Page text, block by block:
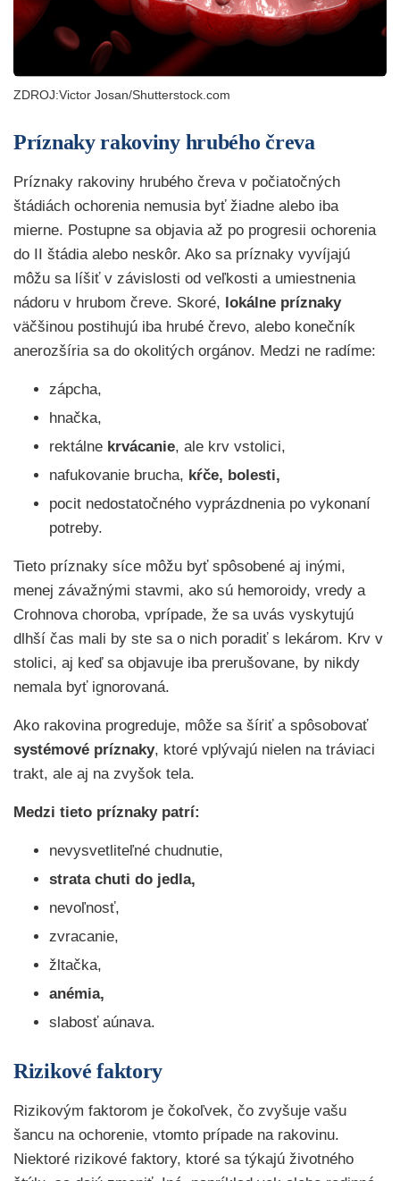
ZDROJ:Victor Josan/Shutterstock.com
Príznaky rakoviny hrubého čreva
Príznaky rakoviny hrubého čreva v počiatočných
štádiách ochorenia nemusia byť žiadne alebo iba
mierne. Postupne sa objavia až po progresii ochorenia
do II štádia alebo neskôr. Ako sa príznaky vyvíjajú
môžu sa líšiť v závislosti od veľkosti a umiestnenia
nádoru v hrubom čreve. Skoré, lokálne príznaky
väčšinou postihujú iba hrubé črevo, alebo konečník
anerozšíria sa do okolitých orgánov. Medzi ne radíme:
zápcha,
hnačka,
rektálne krvácanie, ale krv vstolici,
nafukovanie brucha, kŕče, bolesti,
pocit nedostatočného vyprázdnenia po vykonaní
potreby.
Tieto príznaky síce môžu byť spôsobené aj inými,
menej závažnými stavmi, ako sú hemoroidy, vredy a
Crohnova choroba, vprípade, že sa uvás vyskytujú
dlhší čas mali by ste sa o nich poradiť s lekárom. Krv v
stolici, aj keď sa objavuje iba prerušovane, by nikdy
nemala byť ignorovaná.
Ako rakovina progreduje, môže sa šíriť a spôsobovať
systémové príznaky, ktoré vplývajú nielen na tráviaci
trakt, ale aj na zvyšok tela.
Medzi tieto príznaky patrí:
nevysvetliteľné chudnutie,
strata chuti do jedla,
nevoľnosť,
zvracanie,
žltačka,
anémia,
slabosť aúnava.
Rizikové faktory
Rizikovým faktorom je čokoľvek, čo zvyšuje vašu
šancu na ochorenie, vtomto prípade na rakovinu.
Niektoré rizikové faktory, ktoré sa týkajú životného